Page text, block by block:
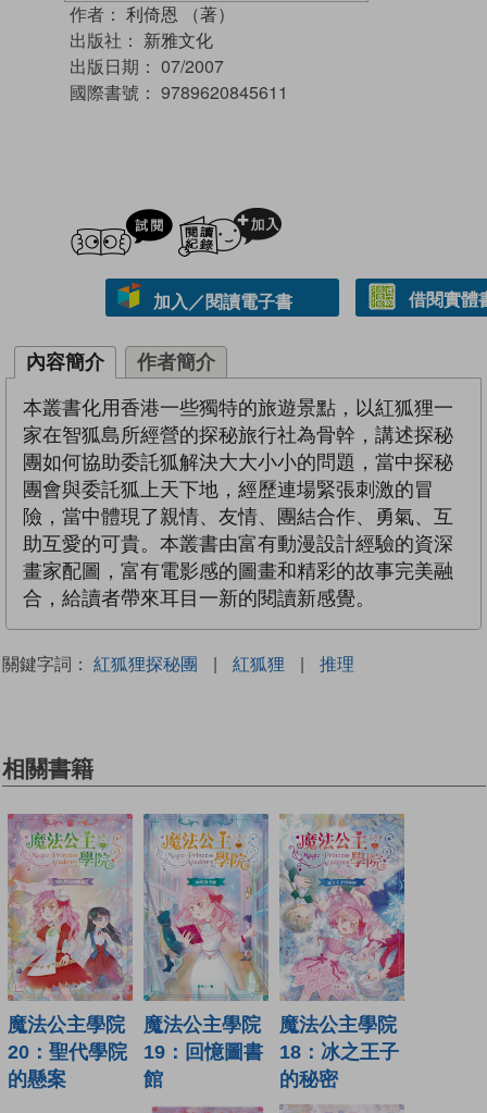
作者： 利倚恩 （著）
出版社： 新雅文化
出版日期： 07/2007
國際書號： 9789620845611
試閲
加入／閱讀電子書 借閱實體
內容簡介 作者簡介
本叢書化用香港一些獨特的旅遊景點，以紅狐狸一
家在智狐島所經營的探秘旅行社為骨幹，講述探秘
團如何協助委託狐解決大大小小的問題，當中探秘
團會與委託狐上天下地，經歷連場緊張刺激的冒
險，當中體現了親情、友情、團結合作、勇氣、互
助互愛的可貴。本叢書由富有動漫設計經驗的資深
畫家配圖，富有電影感的圖畫和精彩的故事完美融
合，給讀者帶來耳目一新的閱讀新感覺。
關鍵字詞： 紅狐狸探秘團 | 紅狐狸 | 推理
相關書籍
魔法公主學院
20：聖代學院
的懸案
魔法公主學院
19：回憶圖書
館
魔法公主學院
18：冰之王子
的秘密